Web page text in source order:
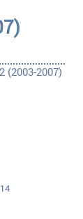
(2003-2007)